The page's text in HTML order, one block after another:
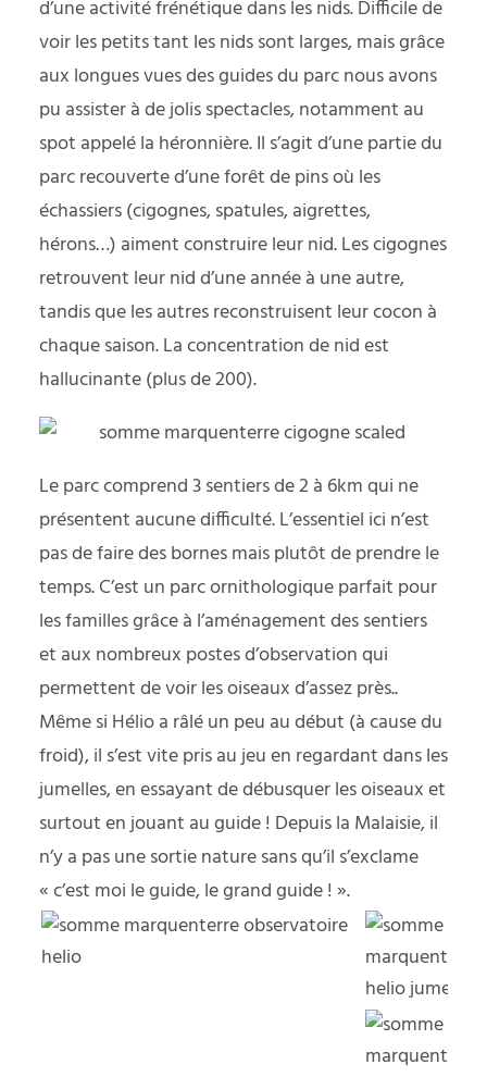
d’une activité frénétique dans les nids. Difficile de
voir les petits tant les nids sont larges, mais grâce
aux longues vues des guides du parc nous avons
pu assister à de jolis spectacles, notamment au
spot appelé la héronnière. Il s’agit d’une partie du
parc recouverte d’une forêt de pins où les
échassiers (cigognes, spatules, aigrettes,
hérons…) aiment construire leur nid. Les cigognes
retrouvent leur nid d’une année à une autre,
tandis que les autres reconstruisent leur cocon à
chaque saison. La concentration de nid est
hallucinante (plus de 200).
Le parc comprend 3 sentiers de 2 à 6km qui ne
présentent aucune difficulté. L’essentiel ici n’est
pas de faire des bornes mais plutôt de prendre le
temps. C’est un parc ornithologique parfait pour
les familles grâce à l’aménagement des sentiers
et aux nombreux postes d’observation qui
permettent de voir les oiseaux d’assez près..
Même si Hélio a râlé un peu au début (à cause du
froid), il s’est vite pris au jeu en regardant dans les
jumelles, en essayant de débusquer les oiseaux et
surtout en jouant au guide ! Depuis la Malaisie, il
n’y a pas une sortie nature sans qu’il s’exclame
« c’est moi le guide, le grand guide ! ».